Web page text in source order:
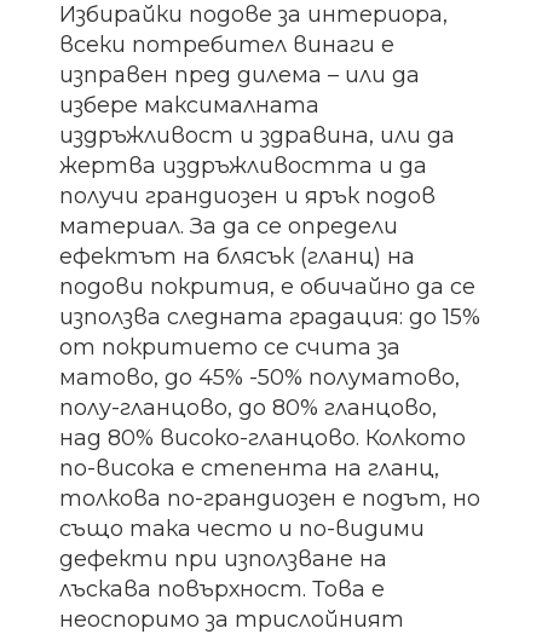
Избирайки подове за интериора,
всеки потребител винаги е
изправен пред дилема – или да
избере максималната
издръжливост и здравина, или да
жертва издръжливостта и да
получи грандиозен и ярък подов
материал. За да се определи
ефектът на блясък (гланц) на
подови покрития, е обичайно да се
използва следната градация: до 15%
от покритието се счита за
матово, до 45% -50% полуматово,
полу-гланцово, до 80% гланцово,
над 80% високо-гланцово. Колкото
по-висока е степента на гланц,
толкова по-грандиозен е подът, но
също така често и по-видими
дефекти при използване на
лъскава повърхност. Това е
неоспоримо за трислойният